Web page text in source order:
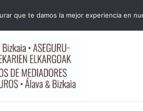
Móvil y Whatsapp 688.889.170
que te damos la mejor experiencia en